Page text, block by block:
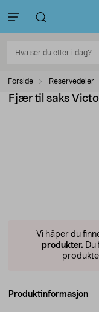
Forside Reservedeler
Fjær til saks
Vi håper du
produkter. Du
Produktinformasjon